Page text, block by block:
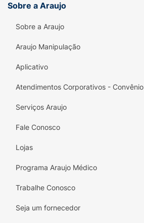
Sobre a Araujo
Sobre a Araujo
Araujo Manipulação
Aplicativo
Atendimentos Corporativos - Convênio
Serviços Araujo
Fale Conosco
Lojas
Programa Araujo Médico
Trabalhe Conosco
Seja um fornecedor